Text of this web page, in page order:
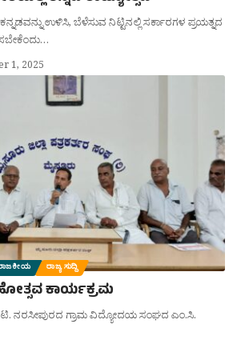
ಉಳಿಸಿ, ಬೆಳೆಸುವ ನಿಟ್ಟಿನಲ್ಲಿ ಸರ್ಕಾರಗಳ ಪ್ರಯತ್ನದ
1, 2025
ರಾಜ್ಯ ಸುದ್ದಿ
ಕಾರ್ಯಕ್ರಮ
ನರಸೀಪುರದ ಗ್ರಾಮ ವಿದ್ಯೋದಯ ಸಂಘದ ಎಂ.ಸಿ.